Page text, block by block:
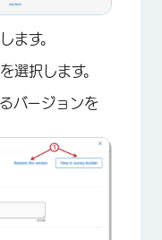
×
ます。
を選択します。
バージョンを